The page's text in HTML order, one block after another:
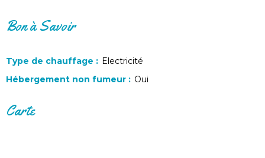
Bon à Savoir
Type de chauffage : Electricité
Hébergement non fumeur : Oui
Carte